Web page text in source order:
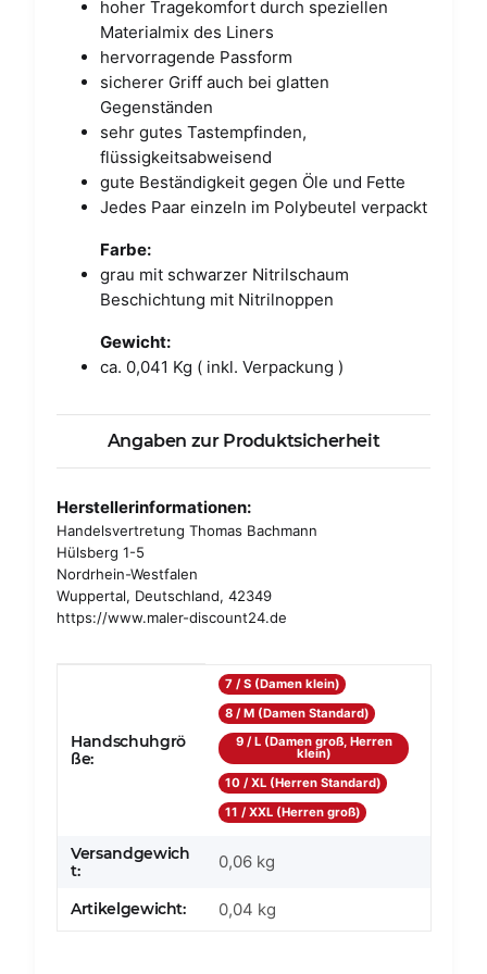
hoher Tragekomfort durch speziellen
Materialmix des Liners
hervorragende Passform
sicherer Griff auch bei glatten
Gegenständen
sehr gutes Tastempfinden,
flüssigkeitsabweisend
gute Beständigkeit gegen Öle und Fette
Jedes Paar einzeln im Polybeutel verpackt
Farbe:
grau mit schwarzer Nitrilschaum
Beschichtung mit Nitrilnoppen
Gewicht:
ca. 0,041 Kg ( inkl. Verpackung )
Angaben zur Produktsicherheit
Herstellerinformationen:
Handelsvertretung Thomas Bachmann
Hülsberg 1-5
Nordrhein-Westfalen
Wuppertal, Deutschland, 42349
https://www.maler-discount24.de
Produkteigenschaft
Handschuhgrö
ße:
7 / S (Damen klein)
8 / M (Damen Standard)
9 / L (Damen groß, Herren
klein)
10 / XL (Herren Standard)
11 / XXL (Herren groß)
Versandgewich
t:
0,06 kg
Artikelgewicht: 0,04 kg